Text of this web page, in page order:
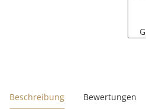
Beschreibung Bewertungen